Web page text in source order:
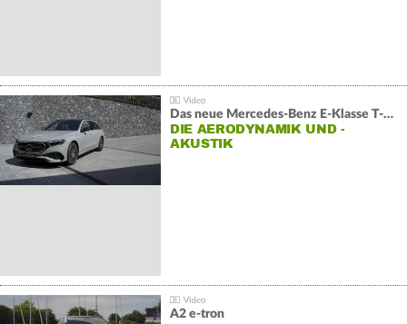
Das neue Mercedes-Benz E-Klasse T-Modell
DIE AERODYNAMIK UND -
AKUSTIK
A2 e-tron